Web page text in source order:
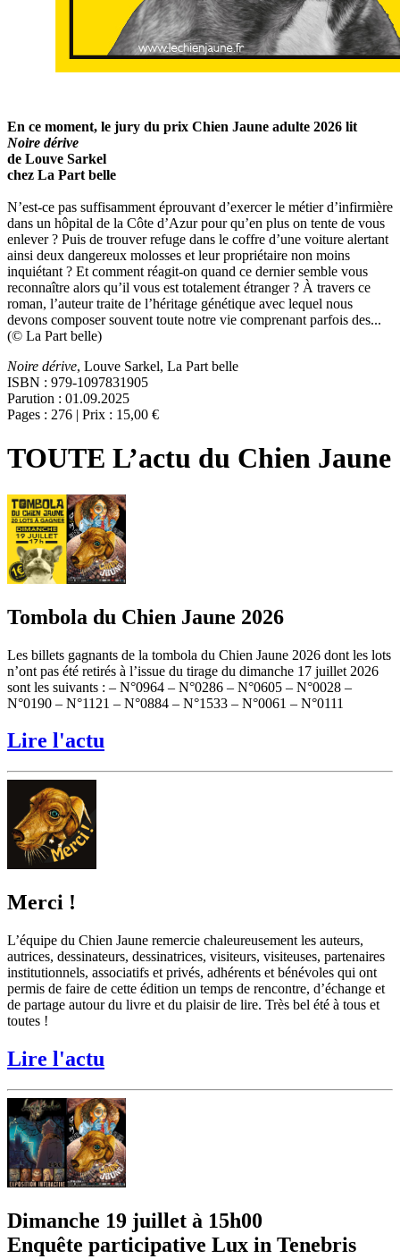
En ce moment, le jury du prix Chien Jaune adulte 2026 lit
Noire dérive
de Louve Sarkel
chez La Part belle
N’est-ce pas suffisamment éprouvant d’exercer le métier d’infirmière
dans un hôpital de la Côte d’Azur pour qu’en plus on tente de vous
enlever ? Puis de trouver refuge dans le coffre d’une voiture alertant
ainsi deux dangereux molosses et leur propriétaire non moins
inquiétant ? Et comment réagit-on quand ce dernier semble vous
reconnaître alors qu’il vous est totalement étranger ? À travers ce
roman, l’auteur traite de l’héritage génétique avec lequel nous
devons composer souvent toute notre vie comprenant parfois des...
(© La Part belle)
Noire dérive, Louve Sarkel, La Part belle
ISBN : 979-1097831905
Parution : 01.09.2025
Pages : 276 | Prix : 15,00 €
TOUTE L’actu du Chien Jaune
Tombola du Chien Jaune 2026
Les billets gagnants de la tombola du Chien Jaune 2026 dont les lots
n’ont pas été retirés à l’issue du tirage du dimanche 17 juillet 2026
sont les suivants : – N°0964 – N°0286 – N°0605 – N°0028 –
N°0190 – N°1121 – N°0884 – N°1533 – N°0061 – N°0111
Lire l'actu
Merci !
L’équipe du Chien Jaune remercie chaleureusement les auteurs,
autrices, dessinateurs, dessinatrices, visiteurs, visiteuses, partenaires
institutionnels, associatifs et privés, adhérents et bénévoles qui ont
permis de faire de cette édition un temps de rencontre, d’échange et
de partage autour du livre et du plaisir de lire. Très bel été à tous et
toutes !
Lire l'actu
Dimanche 19 juillet à 15h00
Enquête participative Lux in Tenebris